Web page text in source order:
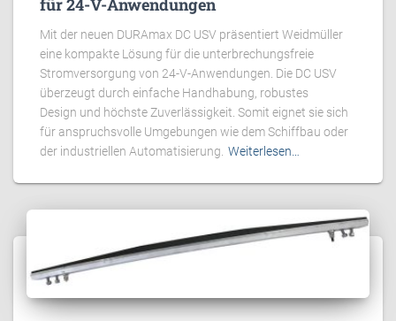
für 24-V-Anwendungen
Mit der neuen DURAmax DC USV präsentiert Weidmüller
eine kompakte Lösung für die unterbrechungsfreie
Stromversorgung von 24-V-Anwendungen. Die DC USV
überzeugt durch einfache Handhabung, robustes
Design und höchste Zuverlässigkeit. Somit eignet sie sich
für anspruchsvolle Umgebungen wie dem Schiffbau oder
der industriellen Automatisierung. Weiterlesen…